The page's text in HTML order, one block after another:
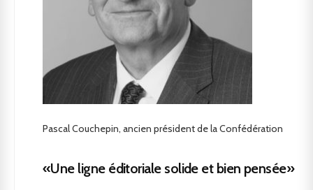
Pascal Couchepin, ancien président de la Confédération
«Une ligne éditoriale solide et bien pensée»